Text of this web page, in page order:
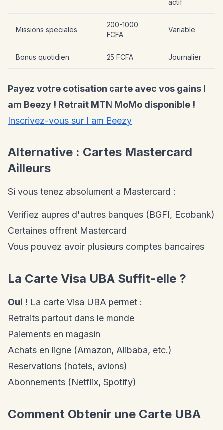
actif
Missions speciales
200-1000
FCFA
Variable
Bonus quotidien 25 FCFA Journalier
Payez votre cotisation carte avec vos gains I
am Beezy ! Retrait MTN MoMo disponible !
Inscrivez-vous sur I am Beezy
Alternative : Cartes Mastercard
Ailleurs
Si vous tenez absolument a Mastercard :
Verifiez aupres d'autres banques (BGFI, Ecobank)
Certaines offrent Mastercard
Vous pouvez avoir plusieurs comptes bancaires
La Carte Visa UBA Suffit-elle ?
Oui ! La carte Visa UBA permet :
Retraits partout dans le monde
Paiements en magasin
Achats en ligne (Amazon, Alibaba, etc.)
Reservations (hotels, avions)
Abonnements (Netflix, Spotify)
Comment Obtenir une Carte UBA